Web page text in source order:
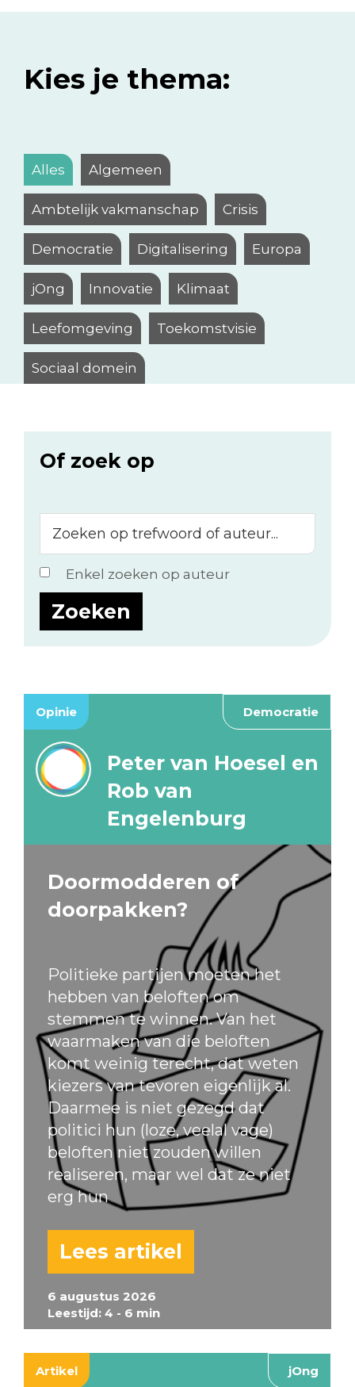
Kies je thema:
Alles Algemeen
Ambtelijk vakmanschap Crisis
Democratie Digitalisering Europa
jOng Innovatie Klimaat
Leefomgeving Toekomstvisie
Sociaal domein
Of zoek op
op
trefwoord
of
auteur...
Enkel zoeken op auteur
Opinie Democratie
6 augustus 2026
Leestijd: 4 - 6 min
Peter van Hoesel en
Rob van
Engelenburg
Doormodderen of
doorpakken?
Politieke partijen moeten het
hebben van beloften om
stemmen te winnen. Van het
waarmaken van die beloften
komt weinig terecht, dat weten
kiezers van tevoren eigenlijk al.
Daarmee is niet gezegd dat
politici hun (loze, veelal vage)
beloften niet zouden willen
realiseren, maar wel dat ze niet
erg hun
Lees artikel
Artikel jOng